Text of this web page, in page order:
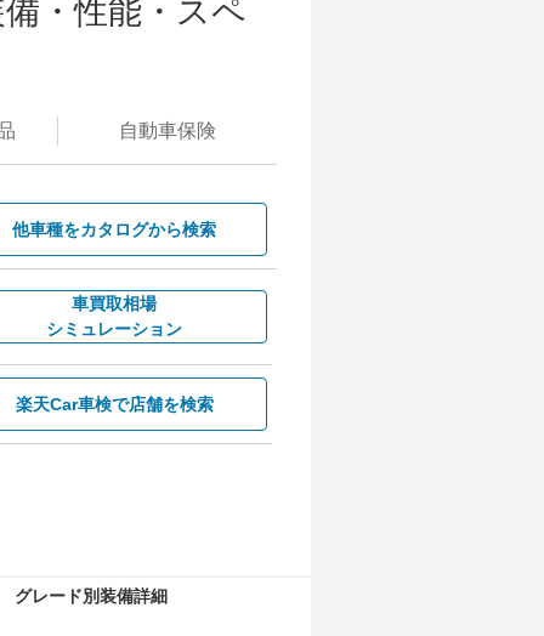
・性能・スペ
自動車保険
他車種をカタログから検索
車買取相場
シミュレーション
楽天Car車検で店舗を検索
グレード別装備詳細